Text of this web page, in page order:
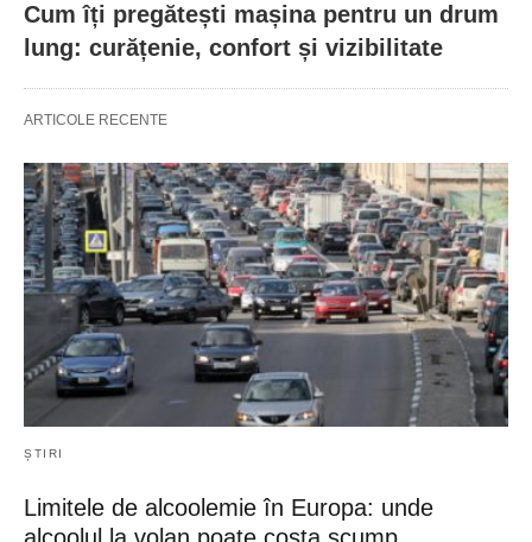
Cum îți pregătești mașina pentru un drum
lung: curățenie, confort și vizibilitate
ARTICOLE RECENTE
ȘTIRI
Limitele de alcoolemie în Europa: unde